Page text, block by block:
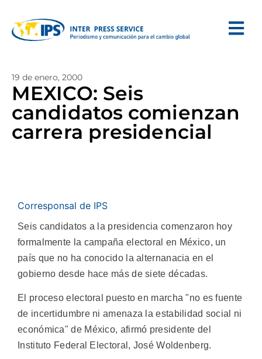
19 de enero, 2000
MEXICO: Seis
candidatos comienzan
carrera presidencial
Corresponsal de IPS
Seis candidatos a la presidencia comenzaron hoy
formalmente la campaña electoral en México, un
país que no ha conocido la alternanacia en el
gobierno desde hace más de siete décadas.
El proceso electoral puesto en marcha "no es fuente
de incertidumbre ni amenaza la estabilidad social ni
económica" de México, afirmó presidente del
Instituto Federal Electoral, José Woldenberg.